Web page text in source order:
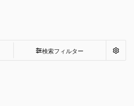
検索フィルター